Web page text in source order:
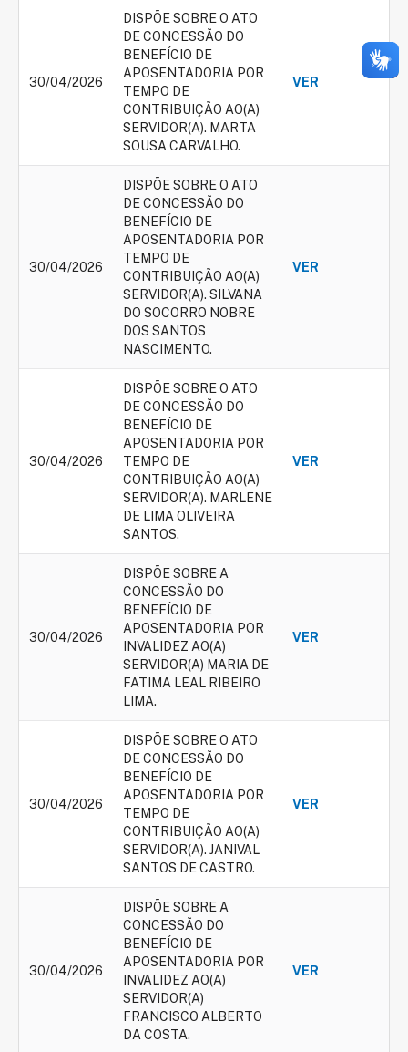
30/04/2026
DISPÕE SOBRE O ATO
DE CONCESSÃO DO
BENEFÍCIO DE
APOSENTADORIA POR
TEMPO DE
CONTRIBUIÇÃO AO(A)
SERVIDOR(A). MARTA
SOUSA CARVALHO.
VER
30/04/2026
DISPÕE SOBRE O ATO
DE CONCESSÃO DO
BENEFÍCIO DE
APOSENTADORIA POR
TEMPO DE
CONTRIBUIÇÃO AO(A)
SERVIDOR(A). SILVANA
DO SOCORRO NOBRE
DOS SANTOS
NASCIMENTO.
VER
30/04/2026
DISPÕE SOBRE O ATO
DE CONCESSÃO DO
BENEFÍCIO DE
APOSENTADORIA POR
TEMPO DE
CONTRIBUIÇÃO AO(A)
SERVIDOR(A). MARLENE
DE LIMA OLIVEIRA
SANTOS.
VER
30/04/2026
DISPÕE SOBRE A
CONCESSÃO DO
BENEFÍCIO DE
APOSENTADORIA POR
INVALIDEZ AO(A)
SERVIDOR(A) MARIA DE
FATIMA LEAL RIBEIRO
LIMA.
VER
30/04/2026
DISPÕE SOBRE O ATO
DE CONCESSÃO DO
BENEFÍCIO DE
APOSENTADORIA POR
TEMPO DE
CONTRIBUIÇÃO AO(A)
SERVIDOR(A). JANIVAL
SANTOS DE CASTRO.
VER
30/04/2026
DISPÕE SOBRE A
CONCESSÃO DO
BENEFÍCIO DE
APOSENTADORIA POR
INVALIDEZ AO(A)
SERVIDOR(A)
FRANCISCO ALBERTO
DA COSTA.
VER